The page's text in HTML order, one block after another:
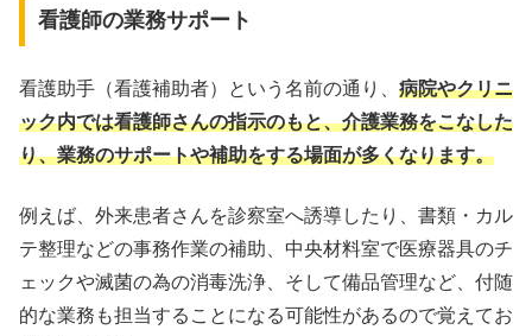
看護師の業務サポート
看護助手（看護補助者）という名前の通り、 病院やクリニ
ック内では看護師さんの指示のもと、介護業務をこなした
り、業務のサポートや補助をする場面が多くなります。
例えば、外来患者さんを診察室へ誘導したり、書類・カル
テ整理などの事務作業の補助、中央材料室で医療器具のチ
ェックや滅菌の為の消毒洗浄、そして備品管理など、付随
的な業務も担当することになる可能性があるので覚えてお